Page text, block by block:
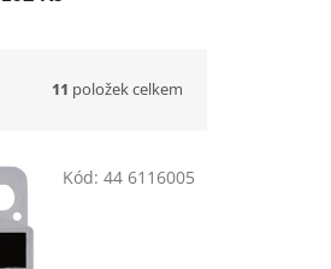
11 položek celkem
Kód: 44 6116005